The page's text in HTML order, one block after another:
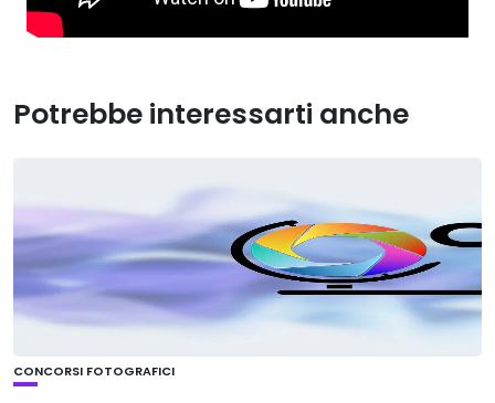
Potrebbe interessarti anche
CONCORSI FOTOGRAFICI